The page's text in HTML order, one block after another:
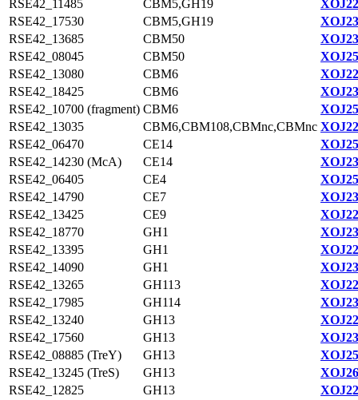
RSE42_11485
CBM5,GH19
RSE42_17530
CBM5,GH19
RSE42_13685
CBM50
RSE42_08045
CBM50
RSE42_13080
CBM6
RSE42_18425
CBM6
RSE42_10700 (fragment) CBM6
RSE42_13035
CBM6,CBM108,CBMnc,CBMnc
RSE42_06470
CE14
RSE42_14230 (McA)
CE14
RSE42_06405
CE4
RSE42_14790
CE7
RSE42_13425
CE9
RSE42_18770
GH1
RSE42_13395
GH1
RSE42_14090
GH1
RSE42_13265
GH113
RSE42_17985
GH114
RSE42_13240
GH13
RSE42_17560
GH13
RSE42_08885 (TreY)
GH13
RSE42_13245 (TreS)
GH13
RSE42_12825
GH13